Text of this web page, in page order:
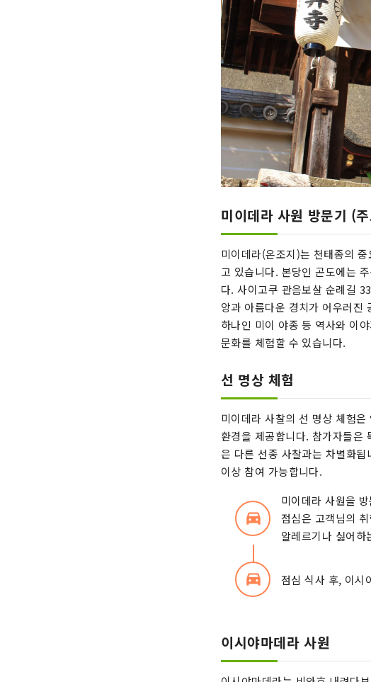
미이데라 사원 방문기 (
미이데라(온조지)는 천태종의
고 있습니다. 본당인 곤도에는
다. 사이고쿠 관음보살 순례길
앙과 아름다운 경치가 어우러진
하나인 미이 야종 등 역사와 이
문화를 체험할 수 있습니다.
선 명상 체험
미이데라 사찰의 선 명상 체험
환경을 제공합니다. 참가자들은
은 다른 선종 사찰과는 차별화
이상 참여 가능합니다.
directions_car_filled
미이데라 사원을
점심은 고객님의
알레르기나 싫어하
directions_car_filled 점심 식사 후, 이시
이시야마데라 사원